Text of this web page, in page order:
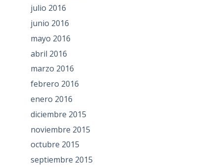
julio 2016
junio 2016
mayo 2016
abril 2016
marzo 2016
febrero 2016
enero 2016
diciembre 2015
noviembre 2015
octubre 2015
septiembre 2015